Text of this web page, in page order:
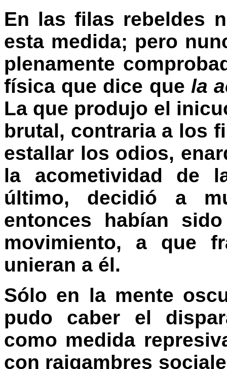
En las filas rebeldes
esta medida; pero
plenamente
física que dice que la
La que produjo el
brutal, contraria a los
estallar los odios,
la acometividad de
último, decidió a
entonces habían
movimiento, a que
unieran a él.
Sólo en la mente
pudo caber el
como medida
con raigambres